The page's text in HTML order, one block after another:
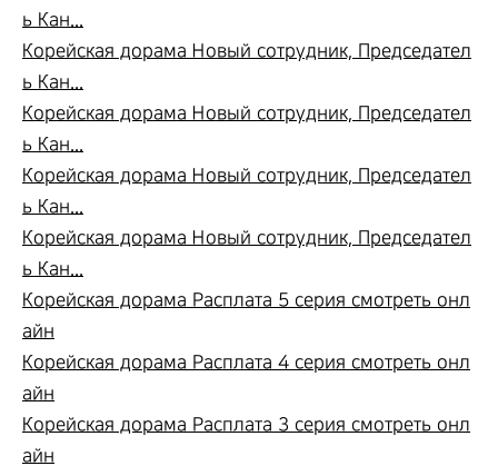
ь Кан...
Корейская дорама Новый сотрудник, Председател
ь Кан...
Корейская дорама Новый сотрудник, Председател
ь Кан...
Корейская дорама Новый сотрудник, Председател
ь Кан...
Корейская дорама Новый сотрудник, Председател
ь Кан...
Корейская дорама Расплата 5 серия смотреть онл
айн
Корейская дорама Расплата 4 серия смотреть онл
айн
Корейская дорама Расплата 3 серия смотреть онл
айн